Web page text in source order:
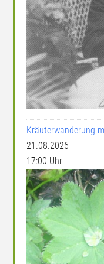
Kräuterwanderung
21.08.2026
17:00 Uhr